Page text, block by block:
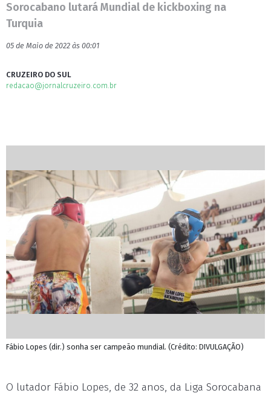
Sorocabano lutará Mundial de kickboxing na
Turquia
05 de Maio de 2022 às 00:01
CRUZEIRO DO SUL
redacao@jornalcruzeiro.com.br
Fábio Lopes (dir.) sonha ser campeão mundial. (Crédito: DIVULGAÇÃO)
O lutador Fábio Lopes, de 32 anos, da Liga Sorocabana